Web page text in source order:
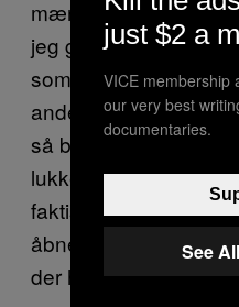
mænd om kærester
jeg gør med mine
som muligt. Hvad
anden mand dybt ind i
så bro, jeg troede
lukkede af, men så
faktisk var mig selv,
åbne op”? Det kan
der hedder Anders.
just $2 a
VICE membership
our very best
documentaries.
See